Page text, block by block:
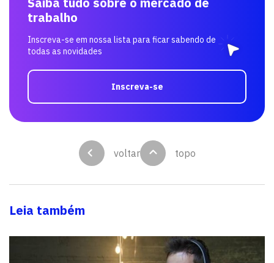
trabalho
Inscreva-se em nossa lista para ficar sabendo de
todas as novidades
Inscreva-se
voltar topo
Leia também